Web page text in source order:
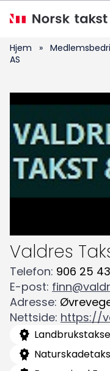
hovedinnhold
Søk
etter:
Hjem »
AS
Valdres
Telefon: 906 25
E-post:
Adresse:
Nettside: https://